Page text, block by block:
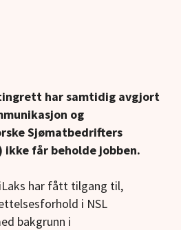
har samtidig avgjort
og
Sjømatbedrifters
ikke får beholde jobben.
har fått tilgang til,
i NSL
bakgrunn i